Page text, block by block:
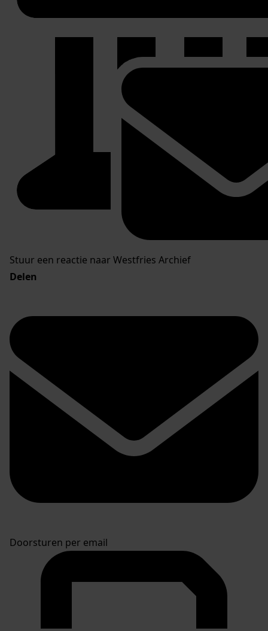
Stuur een reactie naar Westfries Archief
Delen
Doorsturen per email